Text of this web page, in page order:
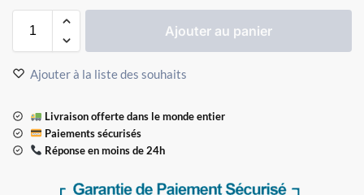
Ajouter au panier
Ajouter à la liste des souhaits
Livraison offerte dans le monde entier
Paiements sécurisés
Réponse en moins de 24h